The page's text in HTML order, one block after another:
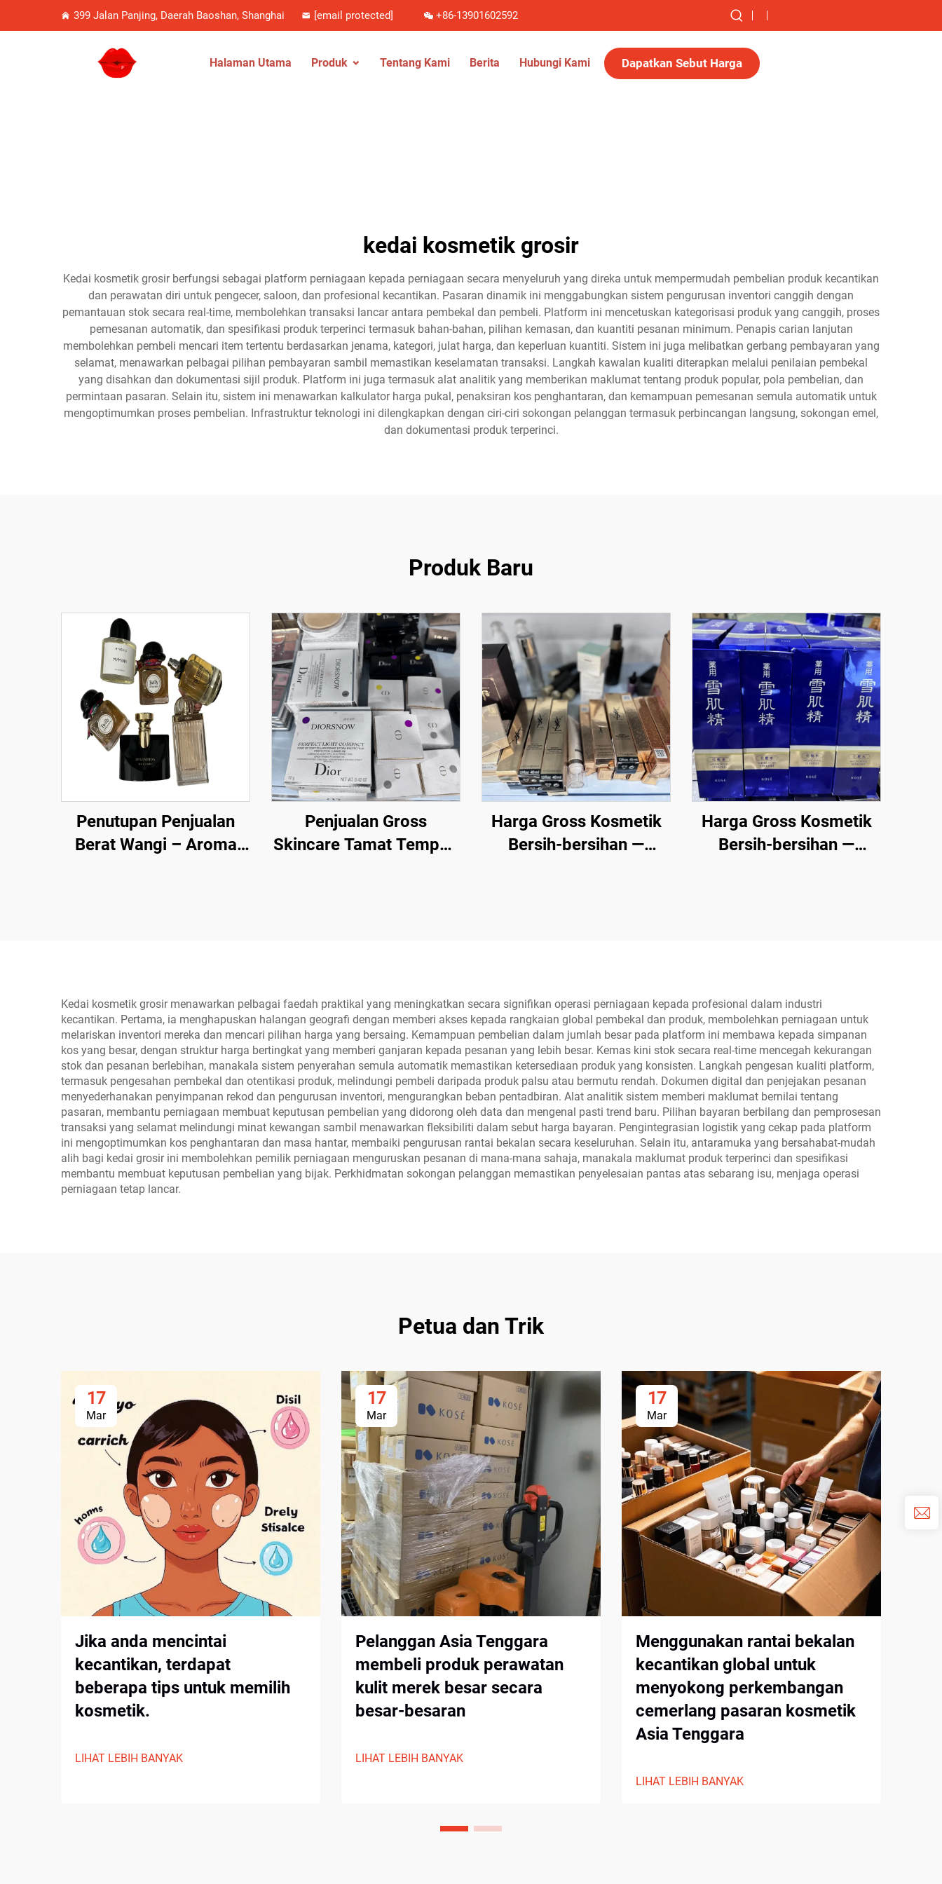
399 Jalan Panjing, Daerah Baoshan, Shanghai [email protected] +86-13901602592
Halaman Utama Produk Tentang Kami Berita Hubungi Kami Dapatkan Sebut Harga
kedai kosmetik grosir
Kedai kosmetik grosir berfungsi sebagai platform perniagaan kepada perniagaan secara menyeluruh yang direka untuk mempermudah pembelian produk kecantikan
dan perawatan diri untuk pengecer, saloon, dan profesional kecantikan. Pasaran dinamik ini menggabungkan sistem pengurusan inventori canggih dengan
pemantauan stok secara real-time, membolehkan transaksi lancar antara pembekal dan pembeli. Platform ini mencetuskan kategorisasi produk yang canggih, proses
pemesanan automatik, dan spesifikasi produk terperinci termasuk bahan-bahan, pilihan kemasan, dan kuantiti pesanan minimum. Penapis carian lanjutan
membolehkan pembeli mencari item tertentu berdasarkan jenama, kategori, julat harga, dan keperluan kuantiti. Sistem ini juga melibatkan gerbang pembayaran yang
selamat, menawarkan pelbagai pilihan pembayaran sambil memastikan keselamatan transaksi. Langkah kawalan kualiti diterapkan melalui penilaian pembekal
yang disahkan dan dokumentasi sijil produk. Platform ini juga termasuk alat analitik yang memberikan maklumat tentang produk popular, pola pembelian, dan
permintaan pasaran. Selain itu, sistem ini menawarkan kalkulator harga pukal, penaksiran kos penghantaran, dan kemampuan pemesanan semula automatik untuk
mengoptimumkan proses pembelian. Infrastruktur teknologi ini dilengkapkan dengan ciri-ciri sokongan pelanggan termasuk perbincangan langsung, sokongan emel,
dan dokumentasi produk terperinci.
Produk Baru
Penutupan Penjualan
Berat Wangi – Aroma
Penjualan Gross
Skincare Tamat Tempoh
Le Labo, La Roche
Posay, Lancome, Dior
dll.
Harga Gross Kosmetik
Bersih-bersihan —
Harga Gross Kosmetik
Bersih-bersihan —
anda
Kedai kosmetik grosir menawarkan pelbagai faedah praktikal yang meningkatkan secara signifikan operasi perniagaan kepada profesional dalam industri
kecantikan. Pertama, ia menghapuskan halangan geografi dengan memberi akses kepada rangkaian global pembekal dan produk, membolehkan perniagaan untuk
melariskan inventori mereka dan mencari pilihan harga yang bersaing. Kemampuan pembelian dalam jumlah besar pada platform ini membawa kepada simpanan
kos yang besar, dengan struktur harga bertingkat yang memberi ganjaran kepada pesanan yang lebih besar. Kemas kini stok secara real-time mencegah kekurangan
stok dan pesanan berlebihan, manakala sistem penyerahan semula automatik memastikan ketersediaan produk yang konsisten. Langkah pengesan kualiti platform,
termasuk pengesahan pembekal dan otentikasi produk, melindungi pembeli daripada produk palsu atau bermutu rendah. Dokumen digital dan penjejakan pesanan
menyederhanakan penyimpanan rekod dan pengurusan inventori, mengurangkan beban pentadbiran. Alat analitik sistem memberi maklumat bernilai tentang
pasaran, membantu perniagaan membuat keputusan pembelian yang didorong oleh data dan mengenal pasti trend baru. Pilihan bayaran berbilang dan pemprosesan
transaksi yang selamat melindungi minat kewangan sambil menawarkan fleksibiliti dalam sebut harga bayaran. Pengintegrasian logistik yang cekap pada platform
ini mengoptimumkan kos penghantaran dan masa hantar, membaiki pengurusan rantai bekalan secara keseluruhan. Selain itu, antaramuka yang bersahabat-mudah
alih bagi kedai grosir ini membolehkan pemilik perniagaan menguruskan pesanan di mana-mana sahaja, manakala maklumat produk terperinci dan spesifikasi
membantu membuat keputusan pembelian yang bijak. Perkhidmatan sokongan pelanggan memastikan penyelesaian pantas atas sebarang isu, menjaga operasi
perniagaan tetap lancar.
Petua dan Trik
17
Mar
Jika anda mencintai
kecantikan, terdapat
beberapa tips untuk memilih
kosmetik.
LIHAT LEBIH BANYAK
17
Mar
Pelanggan Asia Tenggara
membeli produk perawatan
kulit merek besar secara
besar-besaran
LIHAT LEBIH BANYAK
17
Mar
Menggunakan rantai bekalan
kecantikan global untuk
menyokong perkembangan
cemerlang pasaran kosmetik
Asia Tenggara
LIHAT LEBIH BANYAK